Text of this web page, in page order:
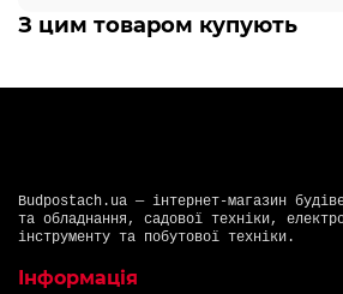
З цим товаром купують
Budpostach.ua — інтернет-магазин
та обладнання, садової техніки,
інструменту та побутової техніки.
Інформація